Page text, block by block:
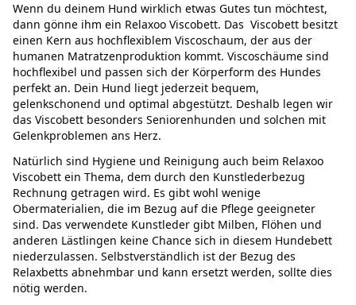
Wenn du deinem Hund wirklich etwas Gutes tun möchtest,
dann gönne ihm ein Relaxoo Viscobett. Das Viscobett besitzt
einen Kern aus hochflexiblem Viscoschaum, der aus der
humanen Matratzenproduktion kommt. Viscoschäume sind
hochflexibel und passen sich der Körperform des Hundes
perfekt an. Dein Hund liegt jederzeit bequem,
gelenkschonend und optimal abgestützt. Deshalb legen wir
das Viscobett besonders Seniorenhunden und solchen mit
Gelenkproblemen ans Herz.
Natürlich sind Hygiene und Reinigung auch beim Relaxoo
Viscobett ein Thema, dem durch den Kunstlederbezug
Rechnung getragen wird. Es gibt wohl wenige
Obermaterialien, die im Bezug auf die Pflege geeigneter
sind. Das verwendete Kunstleder gibt Milben, Flöhen und
anderen Lästlingen keine Chance sich in diesem Hundebett
niederzulassen. Selbstverständlich ist der Bezug des
Relaxbetts abnehmbar und kann ersetzt werden, sollte dies
nötig werden.